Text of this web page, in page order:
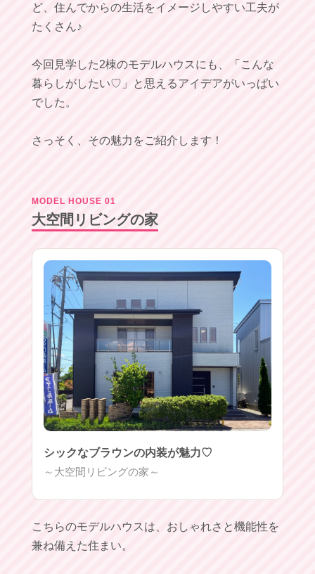
ど、住んでからの生活をイメージしやすい工夫が
たくさん♪
今回見学した2棟のモデルハウスにも、「こんな
暮らしがしたい♡」と思えるアイデアがいっぱい
でした。
さっそく、その魅力をご紹介します！
MODEL HOUSE 01
大空間リビングの家
シックなブラウンの内装が魅力♡
～大空間リビングの家～
こちらのモデルハウスは、おしゃれさと機能性を
兼ね備えた住まい。